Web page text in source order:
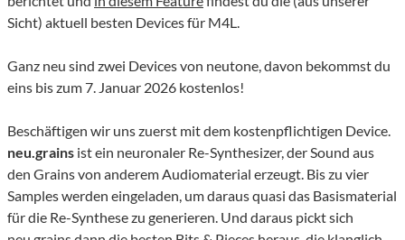
Sicht) aktuell besten Devices für M4L.
Ganz neu sind zwei Devices von neutone, davon bekommst du
eins bis zum 7. Januar 2026 kostenlos!
Beschäftigen wir uns zuerst mit dem kostenpflichtigen Device.
neu.grains ist ein neuronaler Re-Synthesizer, der Sound aus
den Grains von anderem Audiomaterial erzeugt. Bis zu vier
Samples werden eingeladen, um daraus quasi das Basismaterial
für die Re-Synthese zu generieren. Und daraus pickt sich